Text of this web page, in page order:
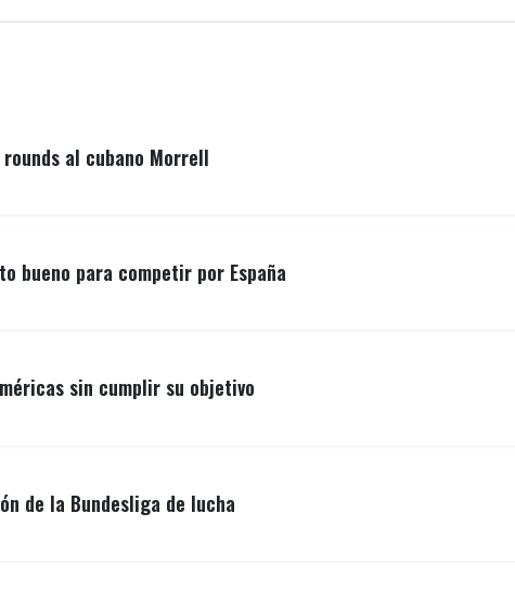
rounds al cubano Morrell
bueno para competir por España
sin cumplir su objetivo
de la Bundesliga de lucha